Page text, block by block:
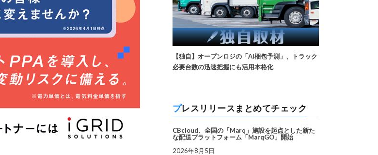
【独自】オープンロジの「AI梱包予測」、トラック
必要台数の迅速把握にも活用本格化
プレスリリースまとめてチェック
CBcloud、全国の「Marq」施設を起点とした新た
な配送プラットフォーム「MarqGO」開始
2026年8月5日